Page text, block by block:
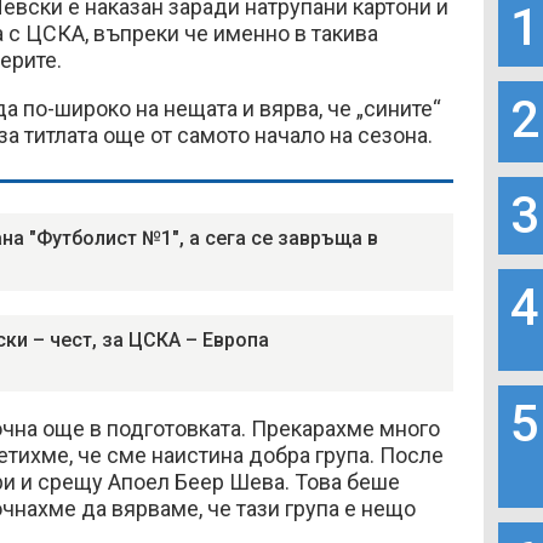
е наказан заради натрупани картони и
ЦСКА, въпреки че именно в такива
по-широко на нещата и вярва, че „сините“
титлата още от самото начало на сезона.
"Футболист №1", а сега се завръща в
– чест, за ЦСКА – Европа
още в подготовката. Прекарахме много
че сме наистина добра група. После
и срещу Апоел Беер Шева. Това беше
да вярваме, че тази група е нещо
1
2
3
4
5